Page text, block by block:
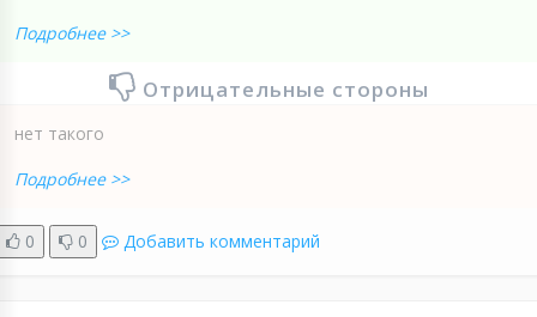
Подробнее >>
Отрицательные стороны
нет такого
Подробнее >>
0 0 Добавить комментарий